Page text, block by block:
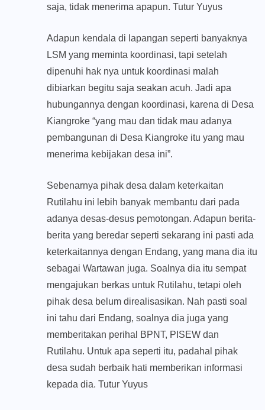
saja, tidak menerima apapun. Tutur Yuyus
Adapun kendala di lapangan seperti banyaknya
LSM yang meminta koordinasi, tapi setelah
dipenuhi hak nya untuk koordinasi malah
dibiarkan begitu saja seakan acuh. Jadi apa
hubungannya dengan koordinasi, karena di Desa
Kiangroke “yang mau dan tidak mau adanya
pembangunan di Desa Kiangroke itu yang mau
menerima kebijakan desa ini”.
Sebenarnya pihak desa dalam keterkaitan
Rutilahu ini lebih banyak membantu dari pada
adanya desas-desus pemotongan. Adapun berita-
berita yang beredar seperti sekarang ini pasti ada
keterkaitannya dengan Endang, yang mana dia itu
sebagai Wartawan juga. Soalnya dia itu sempat
mengajukan berkas untuk Rutilahu, tetapi oleh
pihak desa belum direalisasikan. Nah pasti soal
ini tahu dari Endang, soalnya dia juga yang
memberitakan perihal BPNT, PISEW dan
Rutilahu. Untuk apa seperti itu, padahal pihak
desa sudah berbaik hati memberikan informasi
kepada dia. Tutur Yuyus